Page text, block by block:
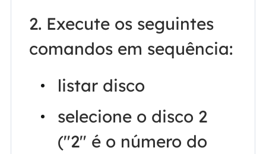
2. Execute os seguintes
comandos em sequência:
listar disco
selecione o disco 2
("2" é o número do